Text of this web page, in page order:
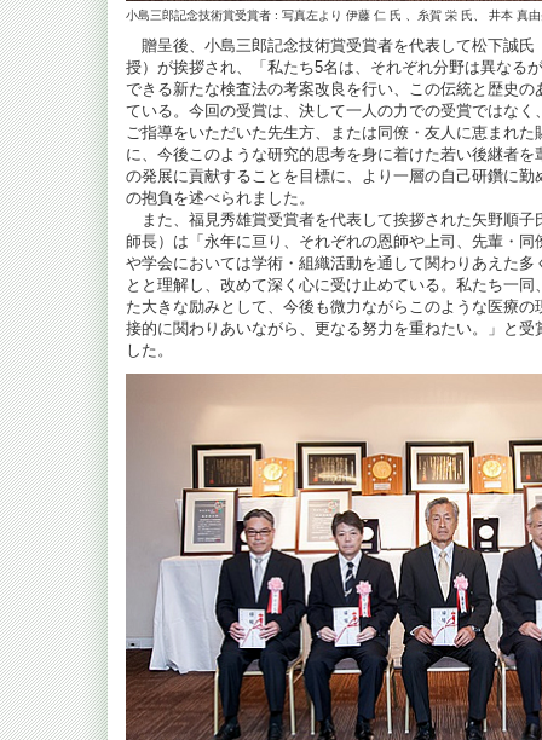
小島三郎記念技術賞受賞者 : 写真左より 伊藤 仁 氏 、糸賀 栄 氏、 井本 真
贈呈後、小島三郎記念技術賞受賞者を代表して松下誠氏
授）が挨拶され、「私たち5名は、それぞれ分野は異なる
できる新たな検査法の考案改良を行い、この伝統と歴史
ている。今回の受賞は、決して一人の力での受賞ではな
ご指導をいただいた先生方、または同僚・友人に恵まれ
に、今後このような研究的思考を身に着けた若い後継者
の発展に貢献することを目標に、より一層の自己研鑽に
の抱負を述べられました。
また、福見秀雄賞受賞者を代表して挨拶された矢野順子
師長）は「永年に亘り、それぞれの恩師や上司、先輩・
や学会においては学術・組織活動を通して関わりあえた
とと理解し、改めて深く心に受け止めている。私たち一
た大きな励みとして、今後も微力ながらこのような医療
接的に関わりあいながら、更なる努力を重ねたい。」と
した。